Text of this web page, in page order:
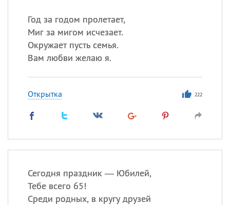
Год за годом пролетает,
Миг за мигом исчезает.
Окружает пусть семья.
Вам любви желаю я.
Открытка 222
Сегодня праздник — Юбилей,
Тебе всего 65!
Среди родных, в кругу друзей